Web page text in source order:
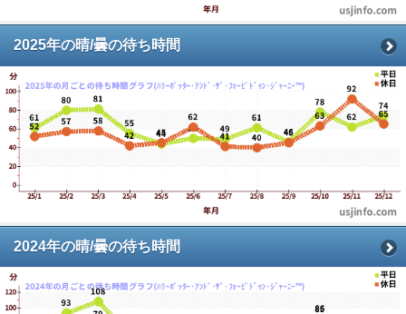
2025年の晴/曇の待ち時間
2024年の晴/曇の待ち時間